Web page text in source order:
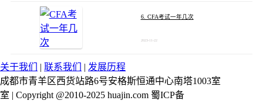
6. CFA考试一年几次
2023-11-22
关于我们 | 联系我们 | 发展历程
成都市青羊区西货站路6号安格斯恒通中心南塔1003室
室 | Copyright @2010-2025 huajin.com 蜀ICP备